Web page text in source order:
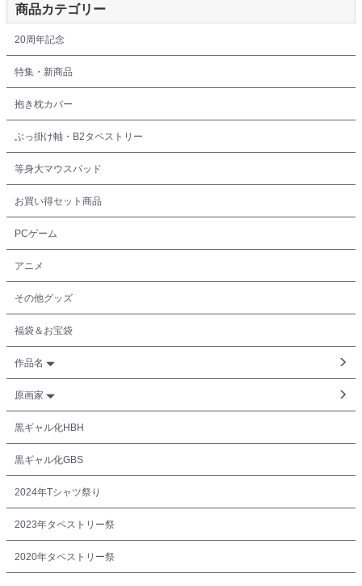
商品カテゴリー
20周年記念
特集・新商品
抱き枕カバー
ぶっ掛け軸・B2タペストリー
等身大マウスパッド
お買い得セット商品
PCゲーム
アニメ
その他グッズ
福袋＆お宝袋
作品名
原画家
黒ギャル化HBH
黒ギャル化GBS
2024年Tシャツ祭り
2023年タペストリー祭
2020年タペストリー祭